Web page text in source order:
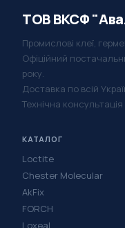
ТОВ ВКСФ
Промислові клеї,
Офіційний
року.
Доставка по всій
Технічна
КАТАЛОГ
Loctite
Chester Molecular
AkFix
FORCH
Loxeal